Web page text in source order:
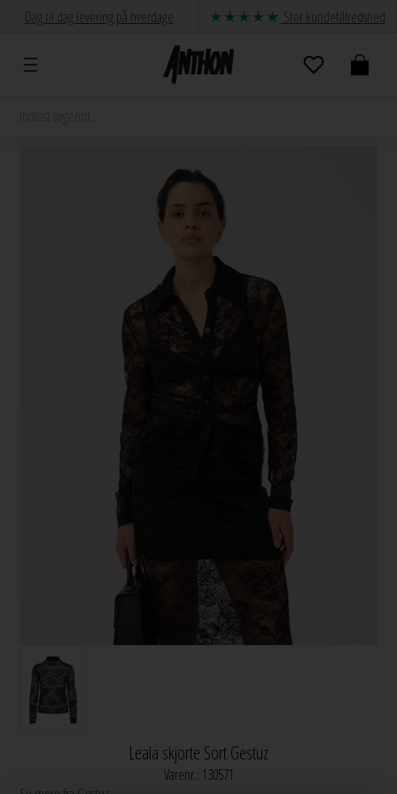
Dag til dag levering på hverdage Stor kundetilfredshed
Leala skjorte Sort Gestuz
Varenr.: 130571